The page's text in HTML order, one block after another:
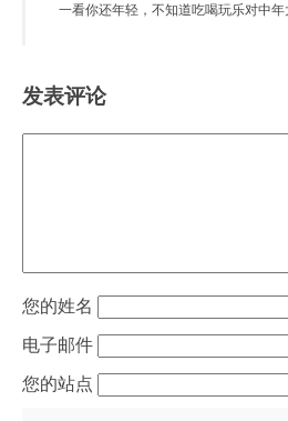
一看你还年轻，不知道吃喝玩乐对中
发表评论
姓名
电子邮件
站点